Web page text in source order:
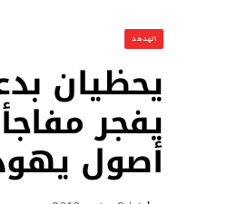
الهدهد
يحظيان
يفجر
أصول